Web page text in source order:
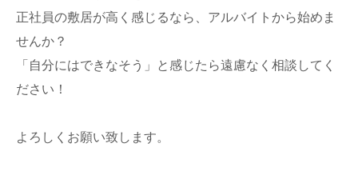
正社員の敷居が高く感じるなら、アルバイトから始めま
せんか？
「自分にはできなそう」と感じたら遠慮なく相談してく
ださい！
よろしくお願い致します。